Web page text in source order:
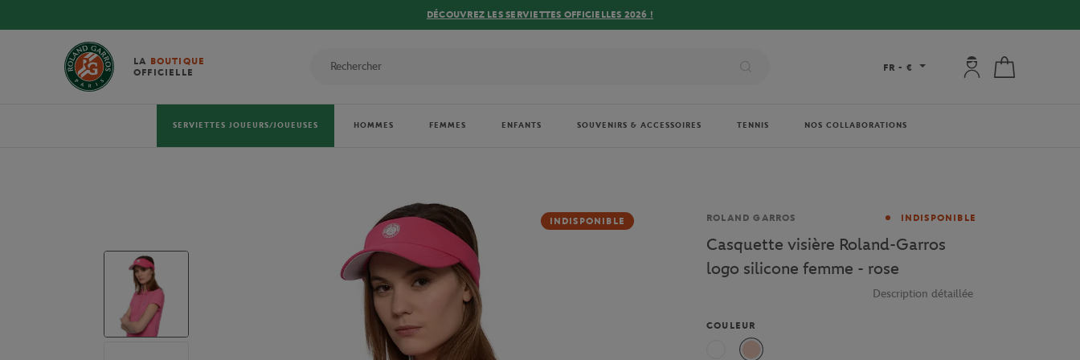
DÉCOUVREZ LES SERVIETTES OFFICIELLES 2026 !
LA BOUTIQUE
OFFICIELLE
FR - € Mon compte : se
SERVIETTES JOUEURS/JOUEUSES HOMMES FEMMES ENFANTS SOUVENIRS & ACCESSOIRES TENNIS NOS COLLABORATIONS
INDISPONIBLE Marque
ROLAND GARROS INDISPONIBLE
Casquette visière Roland-Garros
logo silicone femme - rose
Description détaillée
COULEUR
Blanc Rose